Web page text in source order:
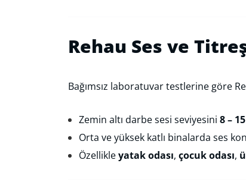
Rehau Ses ve
Bağımsız laboratuvar testlerine göre
Zemin altı darbe sesi seviyesini 8 –
Orta ve yüksek katlı binalarda ses
Özellikleyatak odası, çocuk odası,